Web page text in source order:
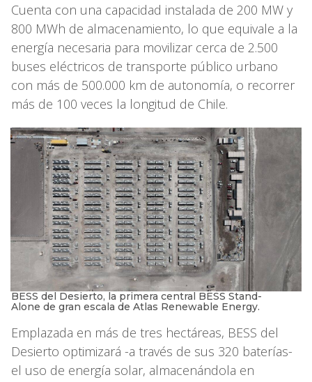
Cuenta con una capacidad instalada de 200 MW y
800 MWh de almacenamiento, lo que equivale a la
energía necesaria para movilizar cerca de 2.500
buses eléctricos de transporte público urbano
con más de 500.000 km de autonomía, o recorrer
más de 100 veces la longitud de Chile.
BESS del Desierto, la primera central BESS Stand-
Alone de gran escala de Atlas Renewable Energy.
Emplazada en más de tres hectáreas, BESS del
Desierto optimizará -a través de sus 320 baterías-
el uso de energía solar, almacenándola en